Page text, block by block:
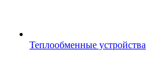
Теплообменные устройства